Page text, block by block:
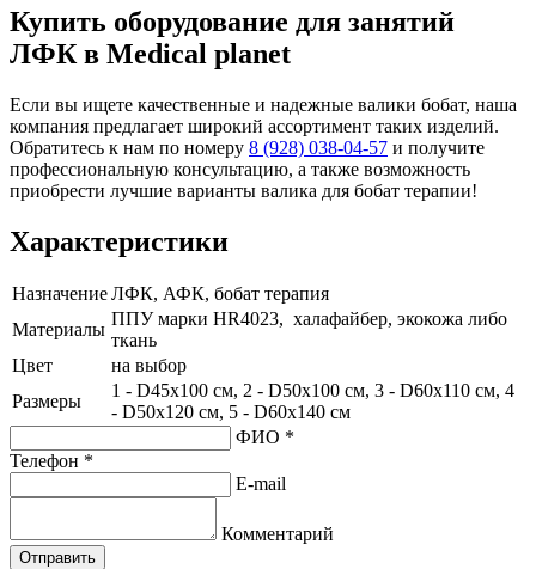
Купить оборудование для занятий
ЛФК в Medical planet
Если вы ищете качественные и надежные валики бобат, наша
компания предлагает широкий ассортимент таких изделий.
Обратитесь к нам по номеру 8 (928) 038-04-57 и получите
профессиональную консультацию, а также возможность
приобрести лучшие варианты валика для бобат терапии!
Характеристики
НазначениеЛФК, АФК, бобат терапия
Материалы
ППУ марки HR4023, халафайбер, экокожа либо
ткань
Цвет
на выбор
Размеры
1 - D45х100 см, 2 - D50х100 см, 3 - D60х110 см, 4
- D50х120 см, 5 - D60х140 см
ФИО *
Телефон *
E-mail
Комментарий
Отправить